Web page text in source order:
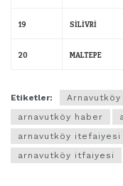
19 SİLİVRİ
20 MALTEPE
Etiketler: Arnavutköy
arnavutköy haber
arnavutköy
arnavutköy itfaiyesi